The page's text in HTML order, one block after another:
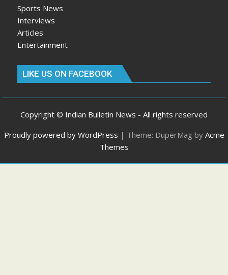
Sports News
Interviews
Articles
Entertainment
LIKE US ON FACEBOOK
Copyright © Indian Bulletin News - All rights reserved
Proudly powered by WordPress | Theme: DuperMag by Acme
Themes